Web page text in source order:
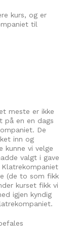
kurs, og er
til
meste er ikke
på en en dags
De
inn og
kunne vi velge
valgt i gave
Klatrekompaniet
(de to som fikk
kurset fikk vi
igjen kyndig